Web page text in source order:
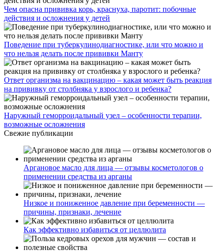
Чем опасна прививка корь, краснуха, паротит: побочные
действия и осложнения у детей
Поведение при туберкулинодиагностике, или что можно и
что нельзя делать после прививки Манту
Ответ организма на вакцинацию – какая может быть реакция
на прививку от столбняка у взрослого и ребенка?
Наружный геморроидальный узел – особенности терапии,
возможные осложнения
Свежие публикации
Аргановое масло для лица — отзывы косметологов о
применении средства из арганы
Низкое и пониженное давление при беременности —
причины, признаки, лечение
Как эффективно избавиться от целлюлита